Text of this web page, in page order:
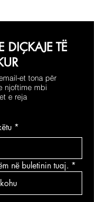
DIÇKAJE TË
et tona për
njoftime mbi
e reja
*
në buletinin tuaj. *